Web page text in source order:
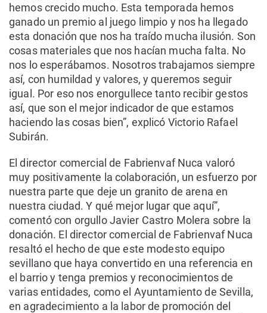
hemos crecido mucho. Esta temporada hemos
ganado un premio al juego limpio y nos ha llegado
esta donación que nos ha traído mucha ilusión. Son
cosas materiales que nos hacían mucha falta. No
nos lo esperábamos. Nosotros trabajamos siempre
así, con humildad y valores, y queremos seguir
igual. Por eso nos enorgullece tanto recibir gestos
así, que son el mejor indicador de que estamos
haciendo las cosas bien”, explicó Victorio Rafael
Subirán.
El director comercial de Fabrienvaf Nuca valoró
muy positivamente la colaboración, un esfuerzo por
nuestra parte que deje un granito de arena en
nuestra ciudad. Y qué mejor lugar que aquí”,
comentó con orgullo Javier Castro Molera sobre la
donación. El director comercial de Fabrienvaf Nuca
resaltó el hecho de que este modesto equipo
sevillano que haya convertido en una referencia en
el barrio y tenga premios y reconocimientos de
varias entidades, como el Ayuntamiento de Sevilla,
en agradecimiento a la labor de promoción del